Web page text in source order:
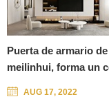
Puerta de armario
meilinhui, forma un
AUG 17, 2022